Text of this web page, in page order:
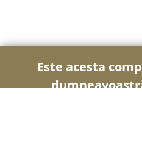
Este acesta